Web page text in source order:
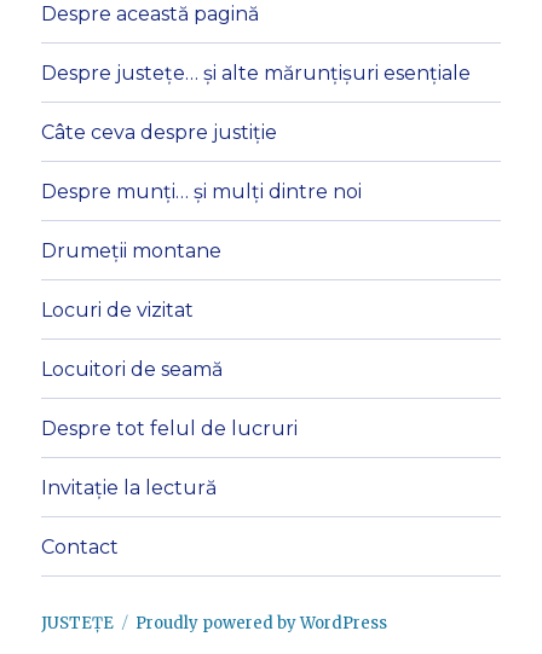
Despre această pagină
Despre justețe… și alte mărunțișuri esențiale
Câte ceva despre justiție
Despre munți… și mulți dintre noi
Drumeții montane
Locuri de vizitat
Locuitori de seamă
Despre tot felul de lucruri
Invitație la lectură
Contact
JUSTEȚE Proudly powered by WordPress